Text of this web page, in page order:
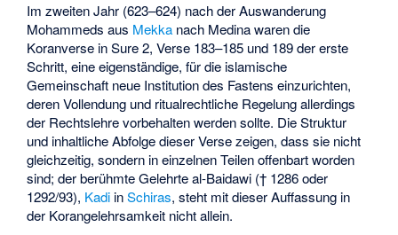
Im zweiten Jahr (623–624) nach der Auswanderung
Mohammeds aus Mekka nach Medina waren die
Koranverse in Sure 2, Verse 183–185 und 189 der erste
Schritt, eine eigenständige, für die islamische
Gemeinschaft neue Institution des Fastens einzurichten,
deren Vollendung und ritualrechtliche Regelung allerdings
der Rechtslehre vorbehalten werden sollte. Die Struktur
und inhaltliche Abfolge dieser Verse zeigen, dass sie nicht
gleichzeitig, sondern in einzelnen Teilen offenbart worden
sind; der berühmte Gelehrteal-Baidawi († 1286 oder
1292/93), Kadi inSchiras, steht mit dieser Auffassung in
der Korangelehrsamkeit nicht allein.